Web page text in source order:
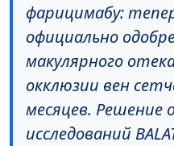
фарицимабу:
официально
макулярного
окклюзии вен
месяцев. Решение
исследований